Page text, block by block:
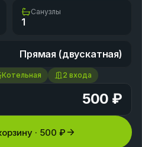
Санузлы
1
Прямая (двускатная)
Котельная 2 входа
500 ₽
· 500 ₽